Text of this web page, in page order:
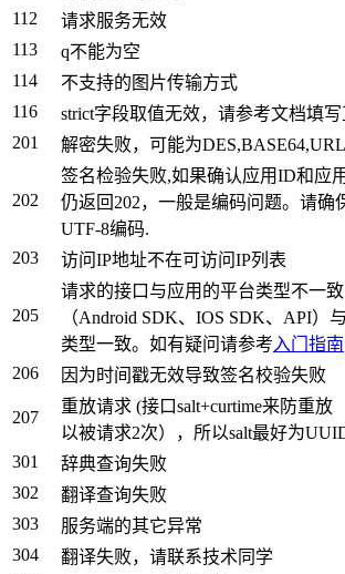
112
请求服务无效
113
q不能为空
114
不支持的图片传输方式
116
strict字段取值无效，请参考文档填
201
解密失败，可能为
202
签名检验失败,如果确认应用ID和应
仍返回202，一般是编码问题。请确
UTF-8编码.
203
访问IP地址不在可访问IP列表
205
请求的接口与应用的平台类型不一
（Android SDK、IOS SDK、API）
类型一致。如有疑问请参考 入门指南
206
因为时间戳无效导致签名校验失败
207
重放请求 (接口salt+curtime来防重放
以被请求2次），所以salt最好为
301
辞典查询失败
302
翻译查询失败
303
服务端的其它异常
304
翻译失败，请联系技术同学